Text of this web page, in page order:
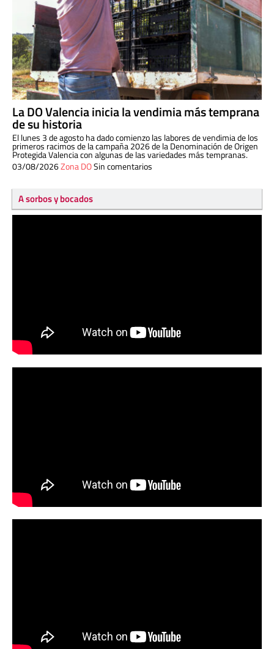
La DO Valencia inicia la vendimia más temprana
de su historia
El lunes 3 de agosto ha dado comienzo las labores de vendimia de los
primeros racimos de la campaña 2026 de la Denominación de Origen
Protegida Valencia con algunas de las variedades más tempranas.
03/08/2026Zona DOSin comentarios
A sorbos y bocados